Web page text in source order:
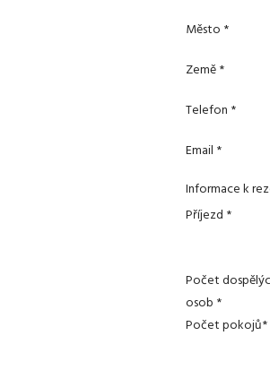
Město *
Země *
Telefon *
Email *
Informace k
Příjezd *
Počet
osob *
Počet pokojů*